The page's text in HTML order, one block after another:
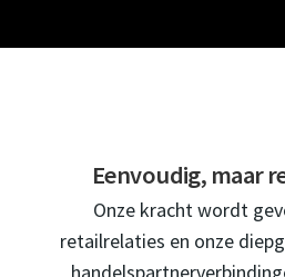
Eenvoudig, maar
Onze kracht wordt
retailrelaties en onze